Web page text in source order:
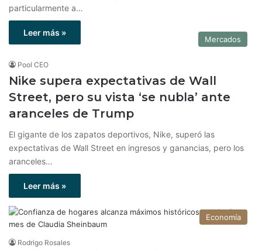
particularmente a…
Leer más »
Mercados
Pool CEO
Nike supera expectativas de Wall
Street, pero su vista ‘se nubla’ ante
aranceles de Trump
El gigante de los zapatos deportivos, Nike, superó las
expectativas de Wall Street en ingresos y ganancias, pero los
aranceles…
Leer más »
Economía
Rodrigo Rosales